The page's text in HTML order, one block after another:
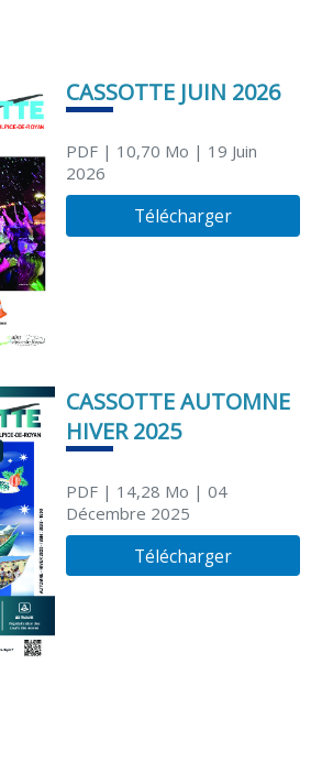
CASSOTTE JUIN 2026
PDF| 10,70 Mo | 19 Juin
2026
Télécharger
CASSOTTE AUTOMNE
HIVER 2025
PDF| 14,28 Mo | 04
Décembre 2025
Télécharger